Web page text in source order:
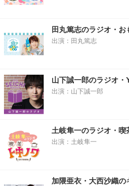
田丸篤志のラジオ・
出演：田丸篤志
山下誠一郎のラジオ
出演：山下誠一郎
土岐隼一のラジオ・喫
出演：土岐隼一
加隈亜衣・大西沙織